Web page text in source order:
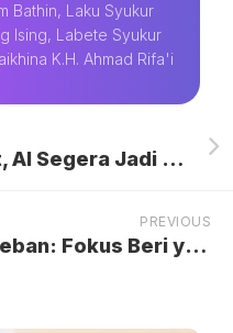
Bathin, Laku Syukur
Ising, Labete Syukur
K.H. Ahmad Rifa'i
Bukan Sekedar Chatbot, AI Segera Jadi ‘Mesin Pengambil Keputusan’
PREVIOUS
Sesko Gacor Tanpa Beban: Fokus Beri yang Terbaik untuk Manchester United